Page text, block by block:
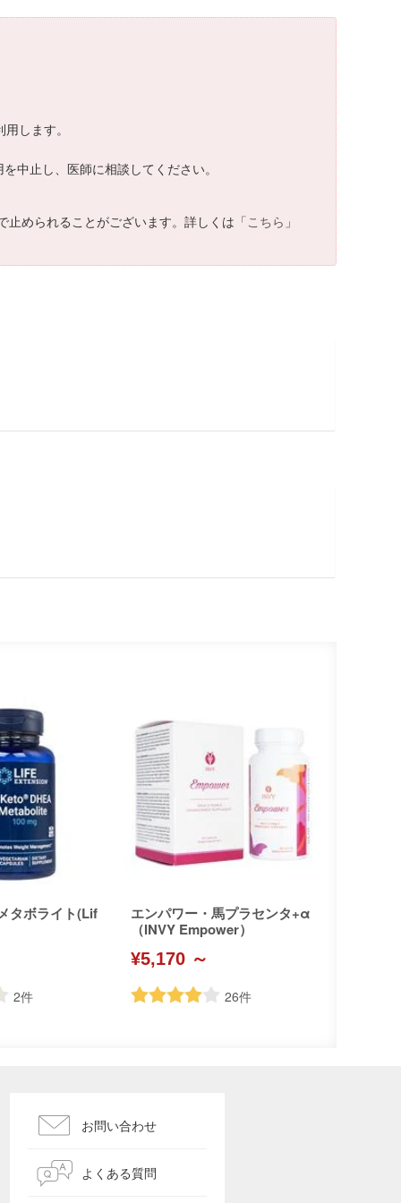
します。
中止し、医師に相談してください。
められることがございます。詳しくは「こちら 」
タボライト(Lif
2件
エンパワー・馬プラセンタ+α
（INVY Empower）
¥5,170 ～
26件
お問い合わせ
よくある質問